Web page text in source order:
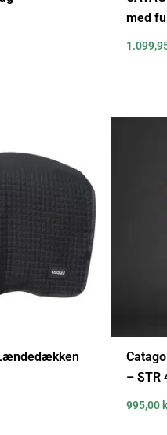
med
– STR
995,00